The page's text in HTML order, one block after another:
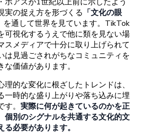
実の捉え 方を形づくる 「文化の眼
を通して世界を見ています。 TikTok
可視化するうえで他に類を見ない場
スメディアで十分に取り上げられて
は見過ごされがちなコミュニティを
な価値があります。
理的な変化に根ざした トレンドは、
一時的な盛り上がりや落ち込みに埋
。 実際に何が起きているのかを正
個別のシグナルを共通する文化的文
る必要があります。